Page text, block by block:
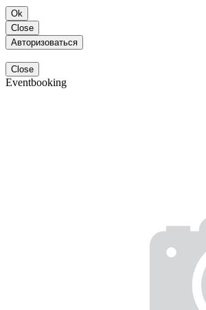
Ok
Close
Авторизоваться
Close
Eventbooking